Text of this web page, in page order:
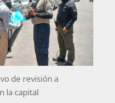
de revisión a
la capital